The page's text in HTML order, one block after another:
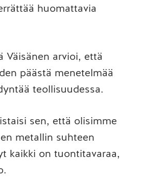
huomattavia
Väisänen arvioi, että
päästä menetelmää
teollisuudessa.
sen, että olisimme
metallin suhteen
kaikki on tuontitavaraa,